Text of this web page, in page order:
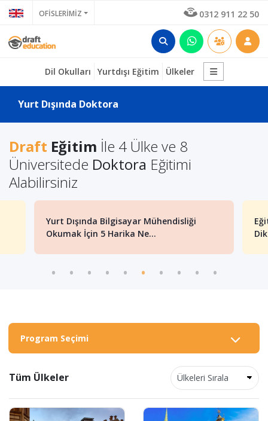
OFİSLERİMİZ 0312 911 22 50
Dil Okulları Yurtdışı Eğitim Ülkeler
Yurt Dışında Doktora
Draft Eğitim İle 4 Ülke ve 8
Üniversitede Doktora Eğitimi
Alabilirsiniz
Yurt Dışında Bilgisayar Mühendisliği
Okumak İçin 5 Harika Ne...
Program Seçimi
Tüm Ülkeler